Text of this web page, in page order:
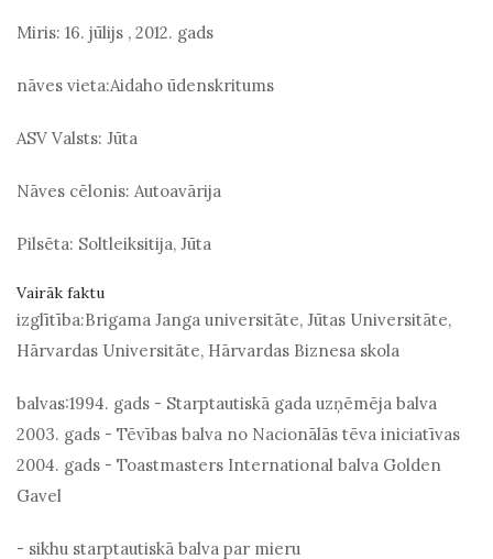
Miris: 16. jūlijs , 2012. gads
nāves vieta:Aidaho ūdenskritums
ASV Valsts: Jūta
Nāves cēlonis: Autoavārija
Pilsēta: Soltleiksitija, Jūta
Vairāk faktu
izglītība:Brigama Janga universitāte, Jūtas Universitāte,
Hārvardas Universitāte, Hārvardas Biznesa skola
balvas:1994. gads - Starptautiskā gada uzņēmēja balva
2003. gads - Tēvības balva no Nacionālās tēva iniciatīvas
2004. gads - Toastmasters International balva Golden
Gavel
- sikhu starptautiskā balva par mieru